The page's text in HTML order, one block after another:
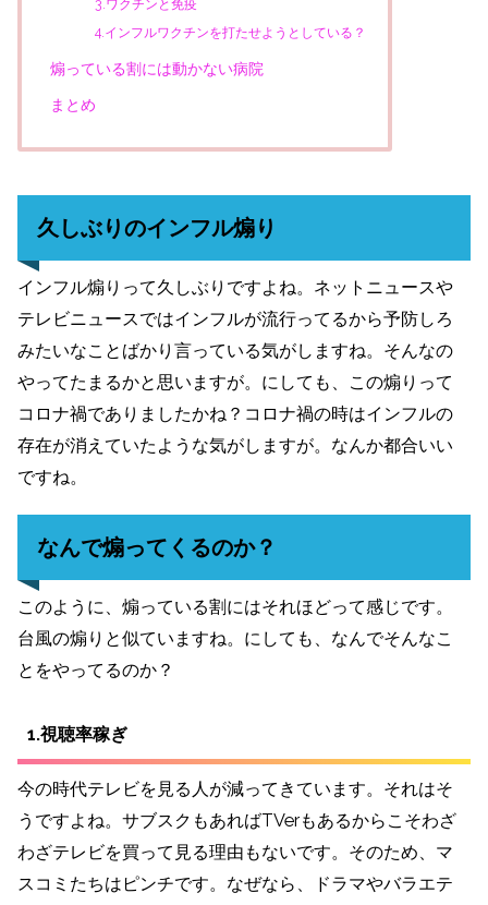
3.ワクチンと免疫
4.インフルワクチンを打たせようとしている？
煽っている割には動かない病院
まとめ
久しぶりのインフル煽り
インフル煽りって久しぶりですよね。ネットニュースや
テレビニュースではインフルが流行ってるから予防しろ
みたいなことばかり言っている気がしますね。そんなの
やってたまるかと思いますが。にしても、この煽りって
コロナ禍でありましたかね？コロナ禍の時はインフルの
存在が消えていたような気がしますが。なんか都合いい
ですね。
なんで煽ってくるのか？
このように、煽っている割にはそれほどって感じです。
台風の煽りと似ていますね。にしても、なんでそんなこ
とをやってるのか？
1.視聴率稼ぎ
今の時代テレビを見る人が減ってきています。それはそ
うですよね。サブスクもあればTVerもあるからこそわざ
わざテレビを買って見る理由もないです。そのため、マ
スコミたちはピンチです。なぜなら、ドラマやバラエテ